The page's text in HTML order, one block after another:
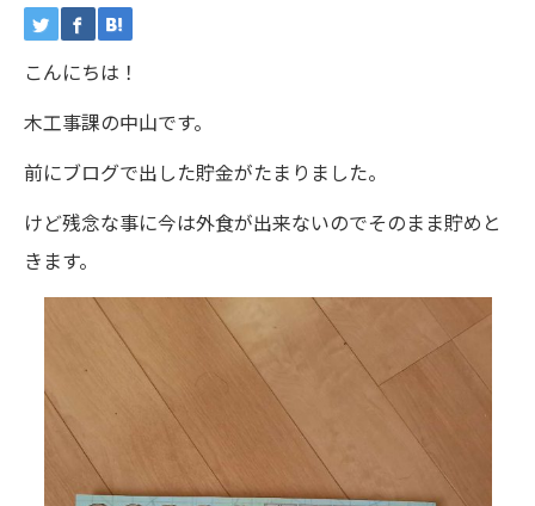
こんにちは！
木工事課の中山です。
前にブログで出した貯金がたまりました。
けど残念な事に今は外食が出来ないのでそのまま貯めと
きます。